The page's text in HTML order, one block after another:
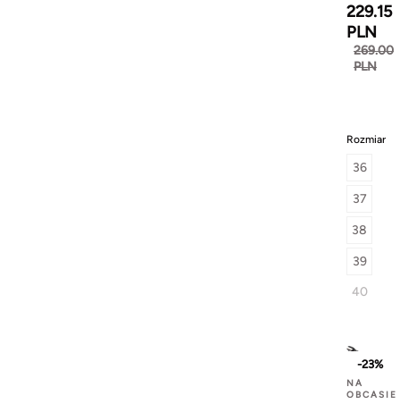
229.15
PLN
269.00
PLN
Rozmiar
36
37
38
39
40
-23%
NA
OBCASIE